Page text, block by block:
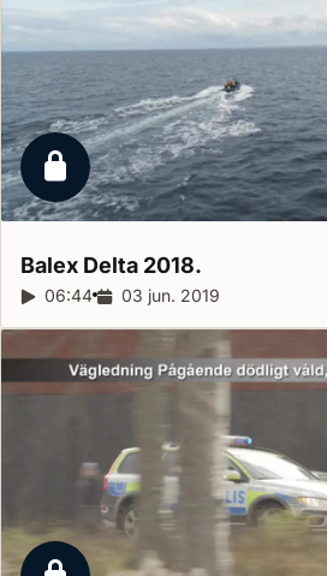
Låst reportage
Balex Delta 2018.
Reportagelængde:
06:44 Udgivelsesdato:
03 jun. 2019